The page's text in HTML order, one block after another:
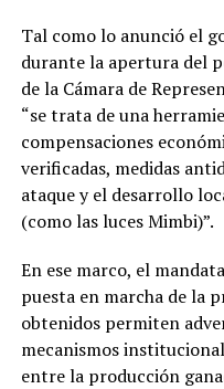
Tal como lo anunció el
durante la apertura del
de la Cámara de
“se trata de una
compensaciones
verificadas, medidas
ataque y el desarrollo
(como las luces Mimbi)”.
En ese marco, el
puesta en marcha de la
obtenidos permiten
mecanismos
entre la producción